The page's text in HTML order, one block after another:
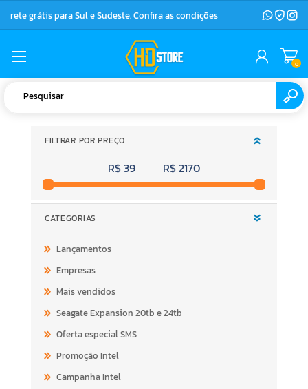
Frete grátis para Sul e Sudeste. Confira as condições
0
FILTRAR POR PREÇO
R$ 39 R$ 2170
CATEGORIAS
Lançamentos
Empresas
Mais vendidos
Seagate Expansion 20tb e 24tb
Oferta especial SMS
Promoção Intel
Campanha Intel